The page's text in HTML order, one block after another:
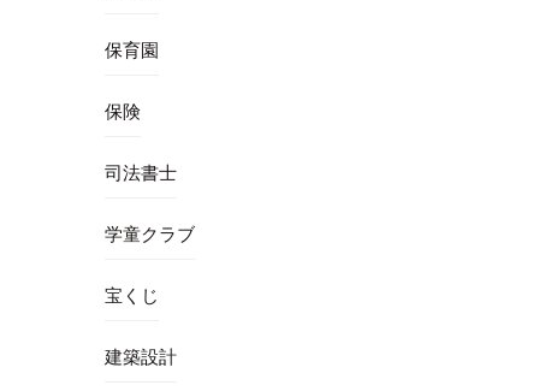
保育園
保険
司法書士
学童クラブ
宝くじ
建築設計